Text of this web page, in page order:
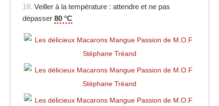
18. Veiller à la température : attendre et ne pas
dépasser 80 °C